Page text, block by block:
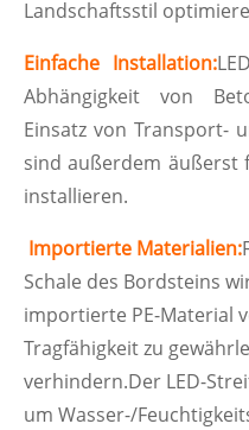
Landschaftsstil
Einfache Installation:
Abhängigkeit von
Einsatz von Transport-
sind außerdem äußerst
installieren.
Importierte Materialien:
Schale des Bordsteins
importierte PE-Material
Tragfähigkeit zu
verhindern.Der LED-
um Wasser-/